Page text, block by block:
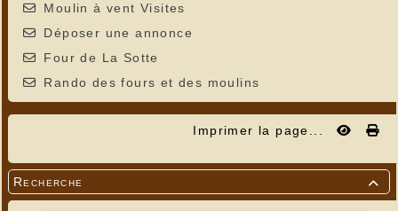
Moulin à vent Visites
Déposer une annonce
Four de La Sotte
Rando des fours et des moulins
Imprimer la page...

Recherche